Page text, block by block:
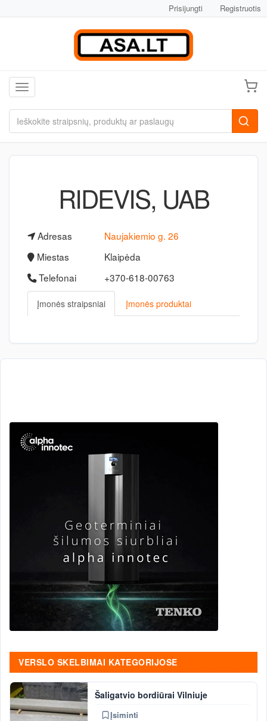
Prisijungti Registruotis
Toggle navigation
RIDEVIS, UAB
Adresas
Naujakiemio g. 26
Miestas
Klaipėda
Telefonai
+370-618-00763
Įmonės straipsniai Įmonės produktai
VERSLO SKELBIMAI KATEGORIJOSE
Šaligatvio bordiūrai Vilniuje
Įsiminti